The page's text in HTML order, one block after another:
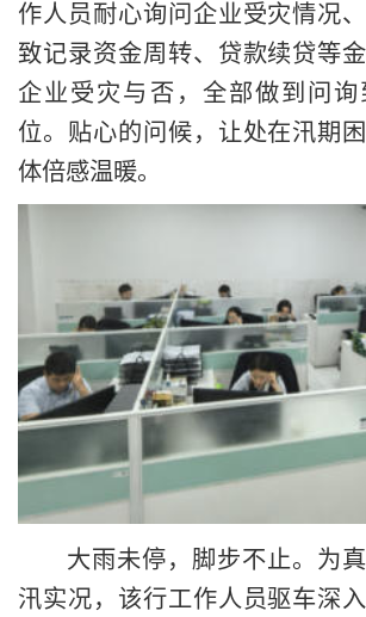
作人员耐心询问企业受灾情况
致记录资金周转、贷款续贷等
企业受灾与否，全部做到问
位。贴心的问候，让处在汛期
体倍感温暖。
大雨未停，脚步不止。为
汛实况，该行工作人员驱车深